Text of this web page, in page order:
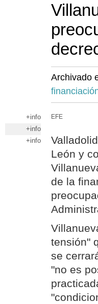
Archivado
+info
+info
+info
EFE
León y
de la
tensión"
se
"no es